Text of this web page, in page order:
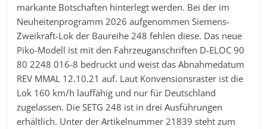
markante Botschaften hinterlegt werden. Bei der im
Neuheitenprogramm 2026 aufgenommen Siemens-
Zweikraft-Lok der Baureihe 248 fehlen diese. Das neue
Piko-Modell ist mit den Fahrzeuganschriften D-ELOC 90
80 2248 016-8 bedruckt und weist das Abnahmedatum
REV MMAL 12.10.21 auf. Laut Konvensionsraster ist die
Lok 160 km/h lauffähig und nur für Deutschland
zugelassen. Die SETG 248 ist in drei Ausführungen
erhältlich. Unter der Artikelnummer 21839 steht zum